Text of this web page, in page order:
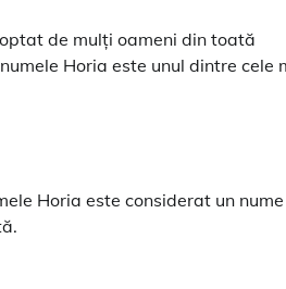
de mulți oameni din toată
Horia este unul dintre cele
Horia este considerat un nume